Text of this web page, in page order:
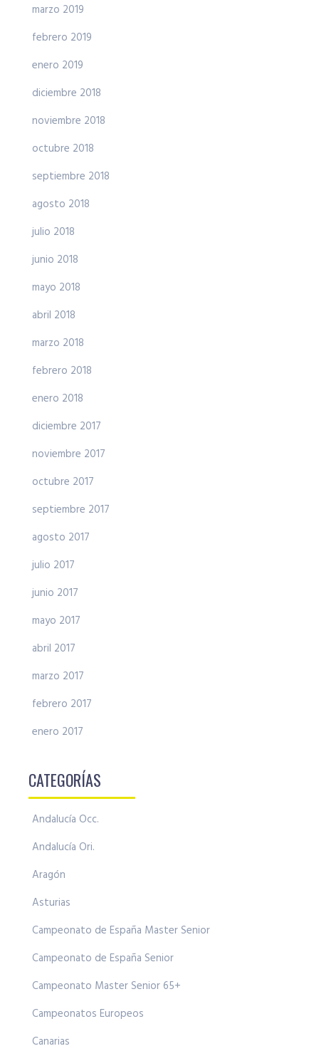
marzo 2019
febrero 2019
enero 2019
diciembre 2018
noviembre 2018
octubre 2018
septiembre 2018
agosto 2018
julio 2018
junio 2018
mayo 2018
abril 2018
marzo 2018
febrero 2018
enero 2018
diciembre 2017
noviembre 2017
octubre 2017
septiembre 2017
agosto 2017
julio 2017
junio 2017
mayo 2017
abril 2017
marzo 2017
febrero 2017
enero 2017
CATEGORÍAS
Andalucía Occ.
Andalucía Ori.
Aragón
Asturias
Campeonato de España Master Senior
Campeonato de España Senior
Campeonato Master Senior 65+
Campeonatos Europeos
Canarias